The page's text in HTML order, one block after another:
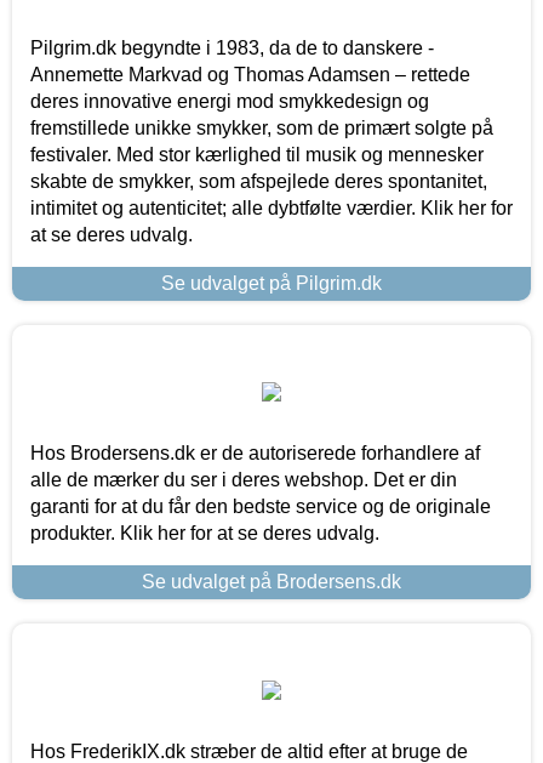
Pilgrim.dk begyndte i 1983, da de to danskere -
Annemette Markvad og Thomas Adamsen – rettede
deres innovative energi mod smykkedesign og
fremstillede unikke smykker, som de primært solgte på
festivaler. Med stor kærlighed til musik og mennesker
skabte de smykker, som afspejlede deres spontanitet,
intimitet og autenticitet; alle dybtfølte værdier. Klik her for
at se deres udvalg.
Se udvalget på Pilgrim.dk
Hos Brodersens.dk er de autoriserede forhandlere af
alle de mærker du ser i deres webshop. Det er din
garanti for at du får den bedste service og de originale
produkter. Klik her for at se deres udvalg.
Se udvalget på Brodersens.dk
Hos FrederikIX.dk stræber de altid efter at bruge de